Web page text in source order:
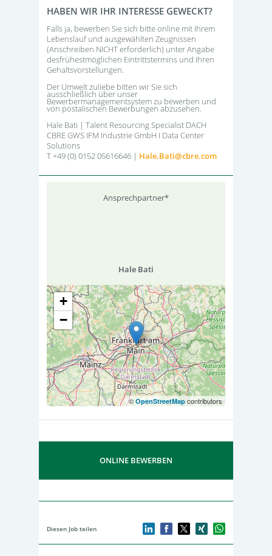
HABEN WIR IHR INTERESSE GEWECKT?
Falls ja, bewerben Sie sich bitte online mit Ihrem
Lebenslauf und ausgewählten Zeugnissen
(Anschreiben NICHT erforderlich) unter Angabe
desfrühestmöglichen Eintrittstermins und Ihren
Gehaltsvorstellungen.
Der Umwelt zuliebe bitten wir Sie sich
ausschließlich über unser
Bewerbermanagementsystem zu bewerben und
von postalischen Bewerbungen abzusehen.
Hale Bati | Talent Resourcing Specialist DACH
CBRE GWS IFM Industrie GmbH I Data Center
Solutions
T +49 (0) 0152 05616646 | Hale.Bati@cbre.com
Ansprechpartner*
Hale Bati
+
−
© OpenStreetMapcontributors
ONLINE BEWERBEN
Diesen Job teilen